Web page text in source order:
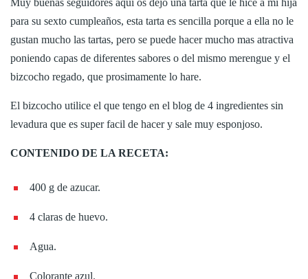
para su sexto cumpleaños, esta tarta es sencilla porque a ella no le
gustan mucho las tartas, pero se puede hacer mucho mas atractiva
poniendo capas de diferentes sabores o del mismo merengue y el
bizcocho regado, que prosimamente lo hare.
El bizcocho utilice el que tengo en el blog de 4 ingredientes sin
levadura que es super facil de hacer y sale muy esponjoso.
CONTENIDO DE LA RECETA:
400 g de azucar.
4 claras de huevo.
Agua.
Colorante azul.